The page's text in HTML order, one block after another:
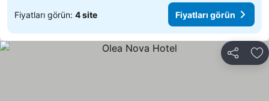
Fiyatları görün: 4 site Fiyatları görün
Paylaş